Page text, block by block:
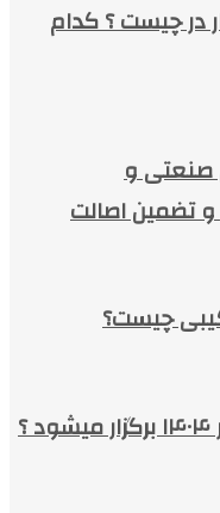
در چیست ؟ کدام
صنعتی و
و تضمین اصالت
چیست؟